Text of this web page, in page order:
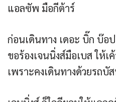
แอลซัพ มือกีต้าร์
ก่อนเดินทาง เดอะ บิ๊ก บ๊อ
ขอร้องเจนนิ่งส์มือเบส ให้เ
เพราะคงเดินทางด้วยรถบั